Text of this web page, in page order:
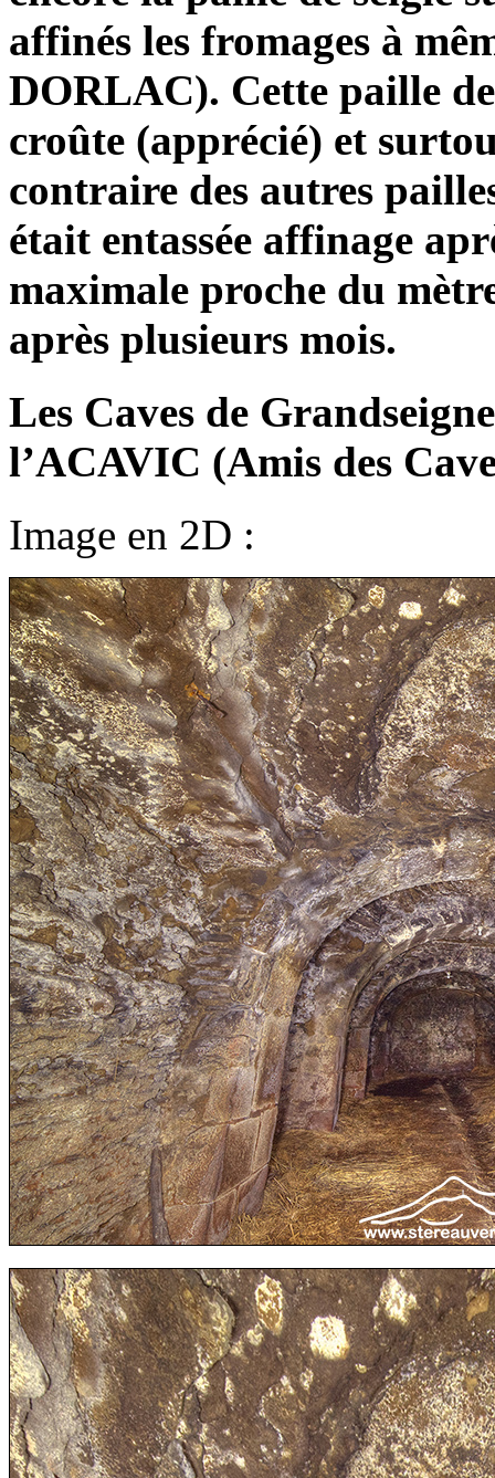
affinés les fromages à
DORLAC). Cette paille
croûte (apprécié) et
contraire des autres
était entassée affinage
maximale proche du
après plusieurs mois.
Les Caves de
l’ACAVIC (Amis des
Image en 2D :